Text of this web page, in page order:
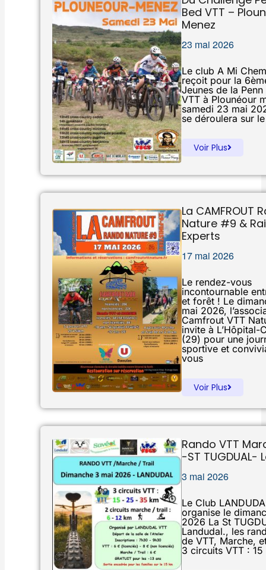
Bed VTT –
Menez
23 mai 2026
Le club A Mi
reçoit pour la
Jeunes de la
VTT à Plounéour
samedi 23 mai
se déroulera sur le
Voir Plus
La CAMFROUT
Nature #9 &
Experts
17 mai 2026
Le rendez-vous
incontournable
et forêt ! Le
mai 2026,
Camfrout VTT
invite à L’Hôpital-
(29) pour une
sportive et
vous
Voir Plus
Rando VTT
-ST TUGDUAL-
3 mai 2026
Le Club
organise le
2026 La St
Landudal., les
de VTT, Marche,
3 circuits VTT :